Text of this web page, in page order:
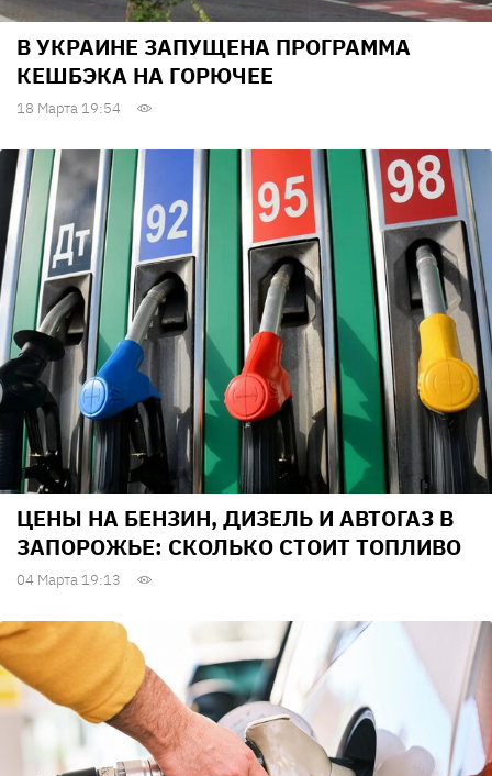
В УКРАИНЕ ЗАПУЩЕНА ПРОГРАММА
КЕШБЭКА НА ГОРЮЧЕЕ
18 Марта 19:54
ЦЕНЫ НА БЕНЗИН, ДИЗЕЛЬ И АВТОГАЗ В
ЗАПОРОЖЬЕ: СКОЛЬКО СТОИТ ТОПЛИВО
04 Марта 19:13